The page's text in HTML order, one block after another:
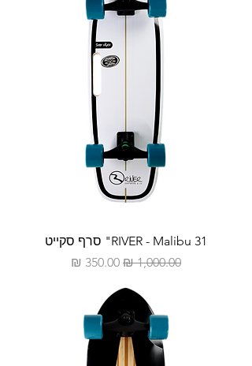
RIVER - Malibu 31" סרף סקייט
מחיר רגיל
מחיר מבצע